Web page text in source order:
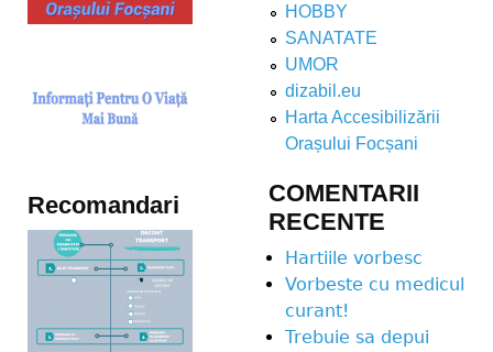
Recomandari
HOBBY
SANATATE
UMOR
dizabil.eu
Harta Accesibilizării
Orașului Focșani
COMENTARII
RECENTE
Hartiile vorbesc
Vorbeste cu medicul
curant!
Trebuie sa depui